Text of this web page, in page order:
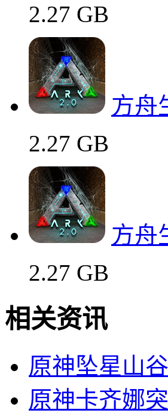
2.27 GB
方舟
2.27 GB
方舟
2.27 GB
相关资讯
原神坠星山
原神卡齐娜